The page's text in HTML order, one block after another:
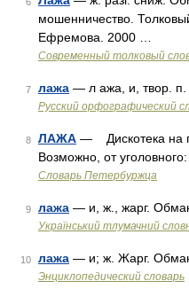
мошенничество.
Ефремова. 2000 …
Современный толковый
7 лажа — л ажа, и, твор. п.
Русский орфографический
8 ЛАЖА — Дискотека на
Возможно, от
Словарь Петербуржца
9 лажа — и, ж., жарг.
Український тлумачний
10 лажа — и; ж. Жарг.
Энциклопедический словарь